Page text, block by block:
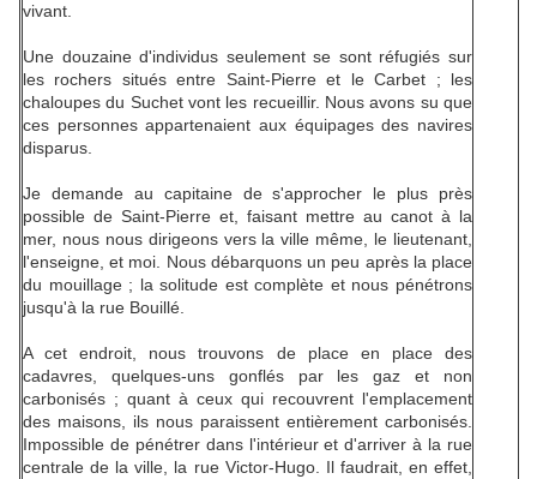
vivant.
Une douzaine d'individus seulement se sont réfugiés sur
les rochers situés entre Saint-Pierre et le Carbet ; les
chaloupes du Suchet vont les recueillir. Nous avons su que
ces personnes appartenaient aux équipages des navires
disparus.
Je demande au capitaine de s'approcher le plus près
possible de Saint-Pierre et, faisant mettre au canot à la
mer, nous nous dirigeons vers la ville même, le lieutenant,
l'enseigne, et moi. Nous débarquons un peu après la place
du mouillage ; la solitude est complète et nous pénétrons
jusqu'à la rue Bouillé.
A cet endroit, nous trouvons de place en place des
cadavres, quelques-uns gonflés par les gaz et non
carbonisés ; quant à ceux qui recouvrent l'emplacement
des maisons, ils nous paraissent entièrement carbonisés.
Impossible de pénétrer dans l'intérieur et d'arriver à la rue
centrale de la ville, la rue Victor-Hugo. Il faudrait, en effet,